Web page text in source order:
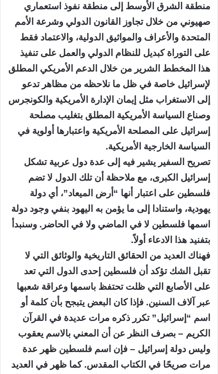
منطقة الشرق الأوسط إلى منطقة نفوذ استعماري
صهيوني من خلال تجاوز القانون الدولي وشرعة الأمم
المتحدة والأعراف والمواثيق الدولية، والاعتماد فقط
على التوراة كبديل للنظام الدولي والعمل على تنفيذ
هذا المخطط الشرير من خلال الدعم الأمريكي المطلق
لإسرائيل خاصة في ظل ما نلاحظه من مظاهر تدعو
إلى الاستغراب مثل إيمان الإدارة الأمريكية والكونجرس
وصناع السياسة الأمريكية المطلق بتغليب مصلحة
إسرائيل على المصلحة الأمريكية واعتبارها أولوية في
السياسة الخارجية الأمريكية.
تصريح السفير يشير فيه إلى عدة دول عربية تشكل
إسرائيل الكبرى، مع ملاحظة أن تلك الدول لا تضم
فلسطين على اعتبار أنها “أرض الميعاد”، أي دولة
يهودية، واستنادا إلى ما يؤمن به اليهود بنفي وجود دولة
اسمها فلسطين لا في الماضي ولا في الحاضر. وسنبدأ
بتفنيد هذا الادعاء أولاً.
فهناك العديد من الحقائق التاريخية والوثائق التي لا
تقبل الشك تؤكد أن فلسطين إحدى الدول التي تعد
على الأصابع التي ظلت تحتفظ باسمها وعراقة شعبها
عبر آلاف السنين. فإذا كان البعض يتبجح بأن كلمة أو
اسم “إسرائيل” تكرر ذكره مرات عديدة في القرآن
الكريم – بصرف النظر عن أن المعني بالاسم يعقوب
وليس دولة إسرائيل – فإن اسم فلسطين ظهر عدة
مرات صريحًا في الكتاب المقدس. كما ظهر في العديد